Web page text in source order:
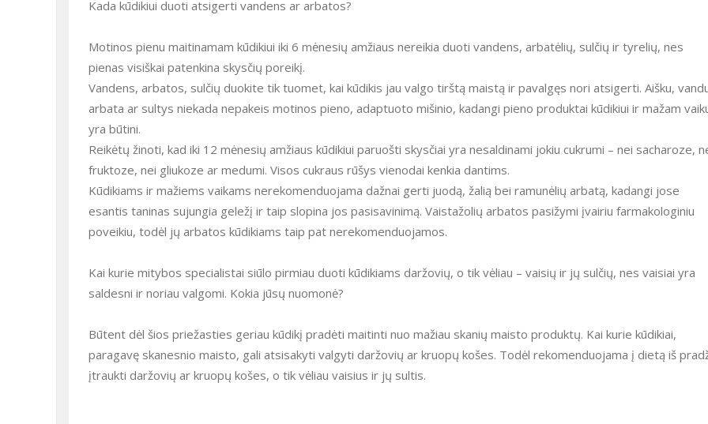
Kada kūdikiui duoti atsigerti vandens ar arbatos?
Motinos pienu maitinamam kūdikiui iki 6 mėnesių amžiaus nereikia duoti vandens, arbatėlių, sulčių ir tyrelių, nes
pienas visiškai patenkina skysčių poreikį.
Vandens, arbatos, sulčių duokite tik tuomet, kai kūdikis jau valgo tirštą maistą ir pavalgęs nori atsigerti. Aišku,
arbata ar sultys niekada nepakeis motinos pieno, adaptuoto mišinio, kadangi pieno produktai kūdikiui ir mažam
yra būtini.
Reikėtų žinoti, kad iki 12 mėnesių amžiaus kūdikiui paruošti skysčiai yra nesaldinami jokiu cukrumi – nei sacharoze,
fruktoze, nei gliukoze ar medumi. Visos cukraus rūšys vienodai kenkia dantims.
Kūdikiams ir mažiems vaikams nerekomenduojama dažnai gerti juodą, žalią bei ramunėlių arbatą, kadangi jose
esantis taninas sujungia geležį ir taip slopina jos pasisavinimą. Vaistažolių arbatos pasižymi įvairiu farmakologiniu
poveikiu, todėl jų arbatos kūdikiams taip pat nerekomenduojamos.
Kai kurie mitybos specialistai siūlo pirmiau duoti kūdikiams daržovių, o tik vėliau – vaisių ir jų sulčių, nes vaisiai yra
saldesni ir noriau valgomi. Kokia jūsų nuomonė?
Būtent dėl šios priežasties geriau kūdikį pradėti maitinti nuo mažiau skanių maisto produktų. Kai kurie kūdikiai,
paragavę skanesnio maisto, gali atsisakyti valgyti daržovių ar kruopų košes. Todėl rekomenduojama į dietą iš
įtraukti daržovių ar kruopų košes, o tik vėliau vaisius ir jų sultis.